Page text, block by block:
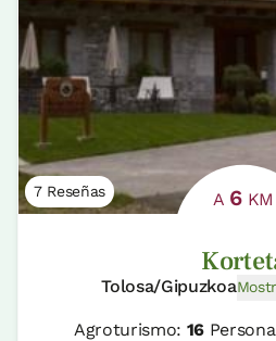
7 Reseñas A 6 KM
Tolosa/Gipuzkoa
Agroturismo: 16